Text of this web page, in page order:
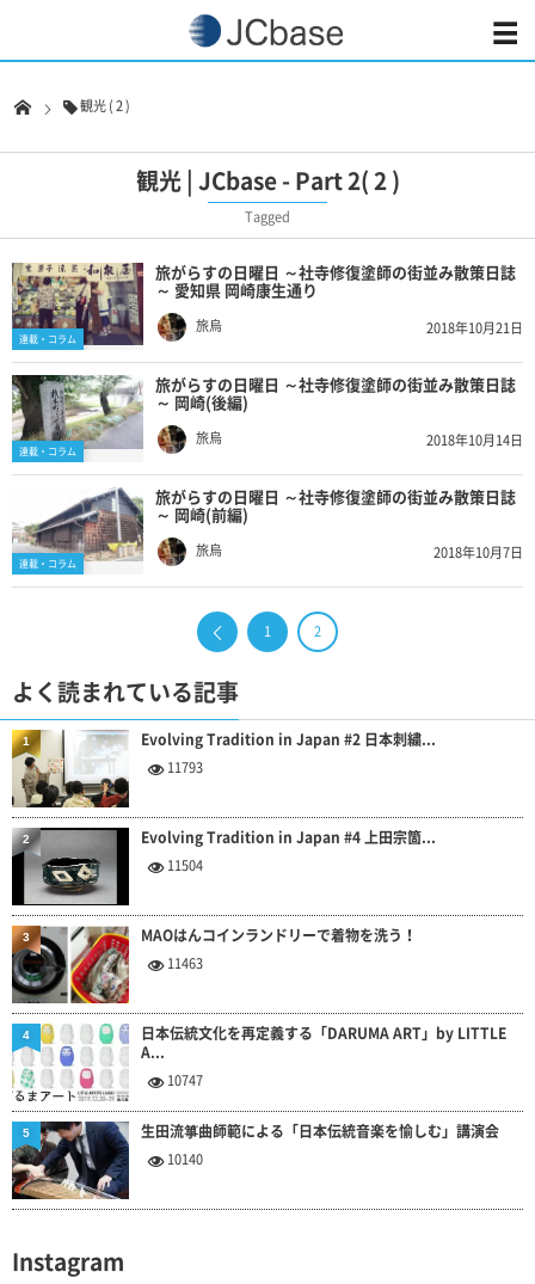
観光 ( 2 )
観光 | JCbase - Part 2( 2 )
Tagged
連載・コラム
旅がらすの日曜日 ～社寺修復塗師の街並み散策日誌
～ 愛知県 岡崎康生通り
旅烏 2018年10月21日
連載・コラム
旅がらすの日曜日 ～社寺修復塗師の街並み散策日誌
～ 岡崎(後編)
旅烏 2018年10月14日
連載・コラム
旅がらすの日曜日 ～社寺修復塗師の街並み散策日誌
～ 岡崎(前編)
旅烏 2018年10月7日
1 2
よく読まれている記事
Evolving Tradition in Japan #2 日本刺繍...
11793
1
Evolving Tradition in Japan #4 上田宗箇...
11504
2
MAOはんコインランドリーで着物を洗う！
11463
3
日本伝統文化を再定義する「DARUMA ART」by LITTLE
A...
10747
4
生田流箏曲師範による「日本伝統音楽を愉しむ」講演会
10140
5
Instagram